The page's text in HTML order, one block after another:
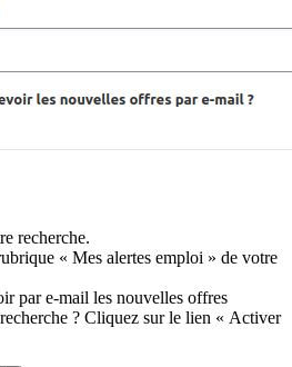
recherche.
« Mes alertes emploi » de votre
par e-mail les nouvelles offres
? Cliquez sur le lien « Activer